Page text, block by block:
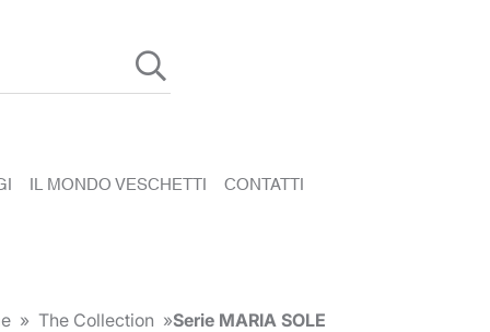
IL MONDO VESCHETTI CONTATTI
» The Collection »Serie MARIA SOLE